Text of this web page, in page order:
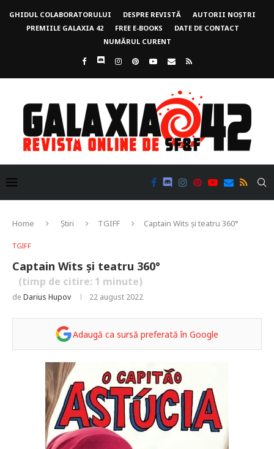
GHIDUL COLABORATORULUI DESPRE REVISTĂ
AUTORII NOȘTRI
PREMIILE GALAXIA 42
FREE E-BOOKS
DATE DE CONTACT
NUMĂRUL CURENT
Home Știri TGIFF Captain Wits și teatru 360°
TGIFF
Captain Wits și teatru 360°
(timp de citire: 1 minute)
de Darius Hupov 22 august 2022
Adaugă ca sursă preferată în Google